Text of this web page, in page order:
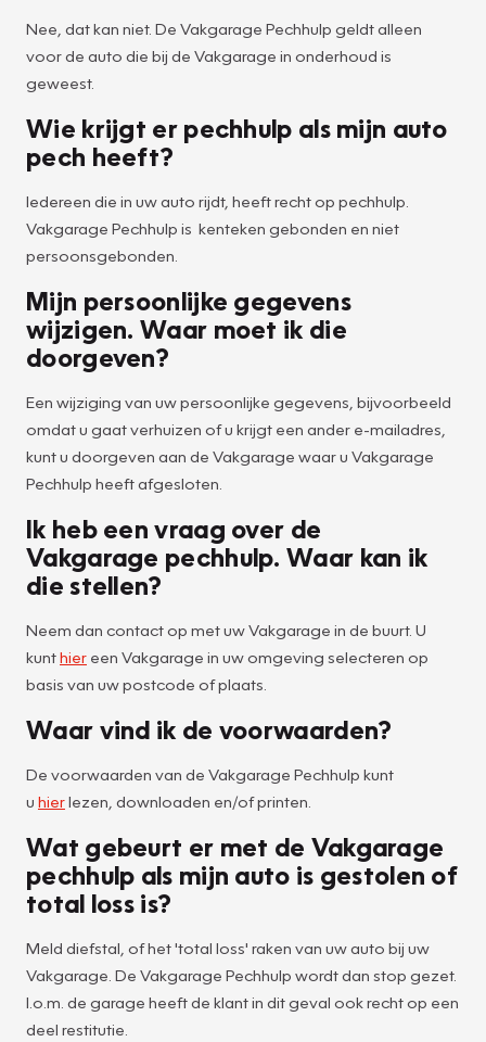
Nee, dat kan niet. De Vakgarage Pechhulp geldt alleen
voor de auto die bij de Vakgarage in onderhoud is
geweest.
Wie krijgt er pechhulp als mijn auto
pech heeft?
Iedereen die in uw auto rijdt, heeft recht op pechhulp.
Vakgarage Pechhulp is kenteken gebonden en niet
persoonsgebonden.
Mijn persoonlijke gegevens
wijzigen. Waar moet ik die
doorgeven?
Een wijziging van uw persoonlijke gegevens, bijvoorbeeld
omdat u gaat verhuizen of u krijgt een ander e-mailadres,
kunt u doorgeven aan de Vakgarage waar u Vakgarage
Pechhulp heeft afgesloten.
Ik heb een vraag over de
Vakgarage pechhulp. Waar kan ik
die stellen?
Neem dan contact op met uw Vakgarage in de buurt. U
kunthier een Vakgarage in uw omgeving selecteren op
basis van uw postcode of plaats.
Waar vind ik de voorwaarden?
De voorwaarden van de Vakgarage Pechhulp kunt
u hierlezen, downloaden en/of printen.
Wat gebeurt er met de Vakgarage
pechhulp als mijn auto is gestolen of
total loss is?
Meld diefstal, of het 'total loss' raken van uw auto bij uw
Vakgarage. De Vakgarage Pechhulp wordt dan stop gezet.
I.o.m. de garage heeft de klant in dit geval ook recht op een
deel restitutie.